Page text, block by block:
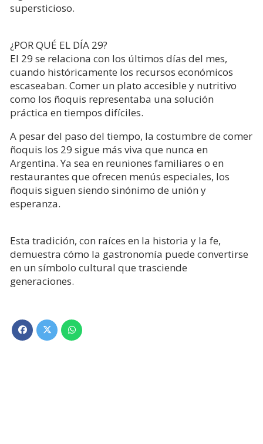
supersticioso.
¿POR QUÉ EL DÍA 29?
El 29 se relaciona con los últimos días del mes,
cuando históricamente los recursos económicos
escaseaban. Comer un plato accesible y nutritivo
como los ñoquis representaba una solución
práctica en tiempos difíciles.
A pesar del paso del tiempo, la costumbre de comer
ñoquis los 29 sigue más viva que nunca en
Argentina. Ya sea en reuniones familiares o en
restaurantes que ofrecen menús especiales, los
ñoquis siguen siendo sinónimo de unión y
esperanza.
Esta tradición, con raíces en la historia y la fe,
demuestra cómo la gastronomía puede convertirse
en un símbolo cultural que trasciende
generaciones.